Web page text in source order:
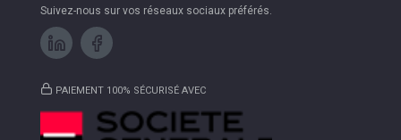
Suivez-nous sur vos réseaux sociaux préférés.
PAIEMENT 100% SÉCURISÉ AVEC